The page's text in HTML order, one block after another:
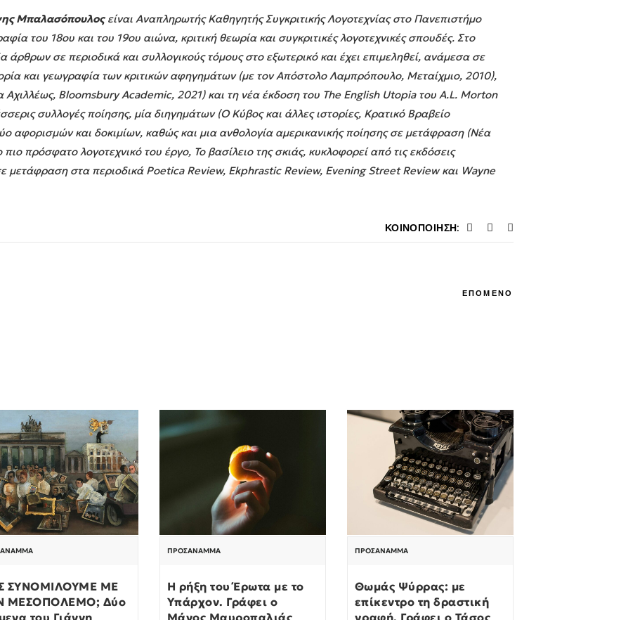
Μπαλασόπουλοςείναι Αναπληρωτής Καθηγητής Συγκριτικής Λογοτεχνίας στο Πανεπιστήμο
του 18ου και του 19ου αιώνα, κριτική θεωρία και συγκριτικές λογοτεχνικές σπουδές. Στο
άρθρων σε περιοδικά και συλλογικούς τόμους στο εξωτερικό και έχει επιμεληθεί, ανάμεσα σε
και γεωγραφία των κριτικών αφηγημάτων (με τον Απόστολο Λαμπρόπουλο, Μεταίχμιο, 2010),
Bloomsbury Academic, 2021) και τη νέα έκδοση του The English Utopia του A.L. Morton
συλλογές ποίησης, μία διηγημάτων (Ο Κύβος και άλλες ιστορίες, Κρατικό Βραβείο
αφορισμών και δοκιμίων, καθώς και μια ανθολογία αμερικανικής ποίησης σε μετάφραση (Νέα
πιο πρόσφατο λογοτεχνικό του έργο, Το βασίλειο της σκιάς, κυκλοφορεί από τις εκδόσεις
μετάφραση στα περιοδικά Poetica Review, Ekphrastic Review, Evening Street Review και Wayne
ΚΟΙΝΟΠΟΊΗΣΗ:
ΕΠΟΜΕΝΟ
ΣΥΝΟΜΙΛΟΥΜΕ ΜΕ
ΜΕΣΟΠΟΛΕΜΟ; Δύο
του Γιάννη
ΠΡΟΣΆΝΑΜΜΑ
Η ρήξη του Έρωτα με το
Υπάρχον. Γράφει ο
Μάνος Μαυροπαλιάς
ΠΡΟΣΆΝΑΜΜΑ
Θωμάς Ψύρρας: με
επίκεντρο τη δραστική
γραφή. Γράφει ο Τάσος